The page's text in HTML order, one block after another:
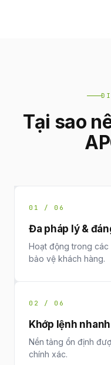
Tại sao
01 / 06
Đa pháp lý &
Hoạt động trong các
bảo vệ khách hàng.
02 / 06
Khớp lệnh nhanh
Nền tảng ổn định
chính xác.